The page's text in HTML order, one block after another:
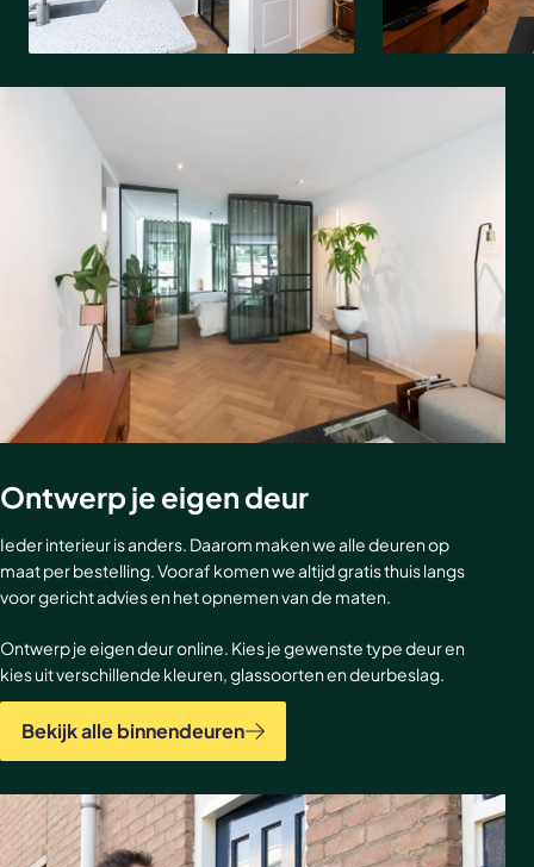
Ontwerp je eigen deur
Ieder interieur is anders. Daarom maken we alle deuren op
maat per bestelling. Vooraf komen we altijd gratis thuis langs
voor gericht advies en het opnemen van de maten.
Ontwerp je eigen deur online. Kies je gewenste type deur en
kies uit verschillende kleuren, glassoorten en deurbeslag.
Bekijk alle binnendeuren